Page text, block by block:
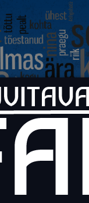
Faktid
Huvitavad ja naljakad faktid